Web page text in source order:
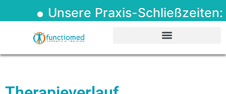
Unsere Praxis-Schließzeiten: